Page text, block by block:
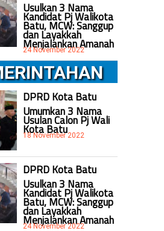
Usulkan 3 Nama
Kandidat Pj Walikota
Batu, MCW: Sanggup
dan Layakkah
Menjalankan Amanah
24 November 2022
DPRD Kota Batu
Umumkan 3 Nama
Usulan Calon Pj Wali
Kota Batu
18 November 2022
DPRD Kota Batu
Usulkan 3 Nama
Kandidat Pj Walikota
Batu, MCW: Sanggup
dan Layakkah
Menjalankan Amanah
24 November 2022